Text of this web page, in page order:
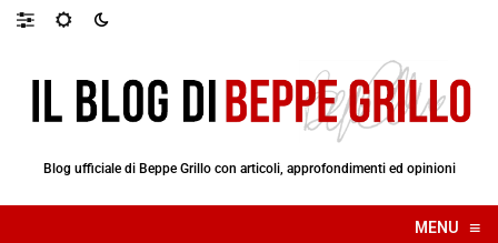
Blog ufficiale di Beppe Grillo con articoli, approfondimenti ed opinioni
MENU ≡
☰